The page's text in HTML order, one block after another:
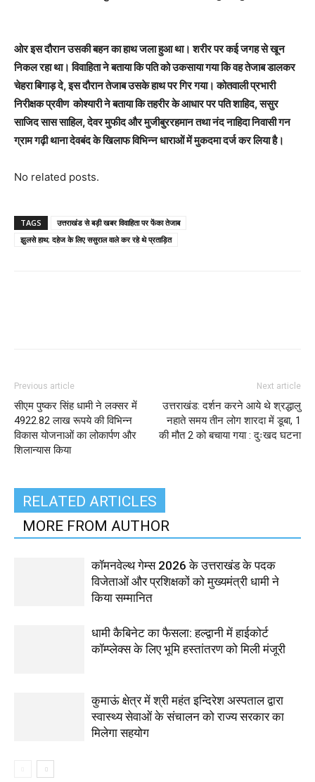
ओर इस दौरान उसकी बहन का हाथ जला हुआ था। शरीर पर कई जगह से खून
निकल रहा था। विवाहिता ने बताया कि पति को उकसाया गया कि वह तेजाब डालकर
चेहरा बिगाड़ दे, इस दौरान तेजाब उसके हाथ पर गिर गया। कोतवाली प्रभारी
निरीक्षक प्रवीण कोश्यारी ने बताया कि तहरीर के आधार पर पति शाहिद, ससुर
साजिद सास साहिल, देवर मुफीद और मुजीबुररहमान तथा नंद नाहिदा निवासी गन
ग्राम गढ़ी थाना देवबंद के खिलाफ विभिन्न धाराओं में मुकदमा दर्ज कर लिया है।
No related posts.
TAGS
उत्तराखंड से बड़ी खबर विवाहिता पर फेंका तेजाब
झुलसे हाथ; दहेज के लिए ससुराल वाले कर रहे थे प्रताड़ि‍त
Previous article
सीएम पुष्कर सिंह धामी ने लक्सर में
4922.82 लाख रूपये की विभिन्न
विकास योजनाओं का लोकार्पण और
शिलान्यास किया
Next article
उत्तराखंड: दर्शन करने आये थे श्रद्धालु
नहाते समय तीन लोग शारदा में डूबा, 1
की मौत 2 को बचाया गया : दुःखद घटना
RELATED ARTICLES
MORE FROM AUTHOR
कॉमनवेल्थ गेम्स 2026 के उत्तराखंड के पदक
विजेताओं और प्रशिक्षकों को मुख्यमंत्री धामी ने
किया सम्मानित
धामी कैबिनेट का फैसला: हल्द्वानी में हाईकोर्ट
कॉम्प्लेक्स के लिए भूमि हस्तांतरण को मिली मंजूरी
कुमाऊं क्षेत्र में श्री महंत इन्दिरेश अस्पताल द्वारा
स्वास्थ्य सेवाओं के संचालन को राज्य सरकार का
मिलेगा सहयोग